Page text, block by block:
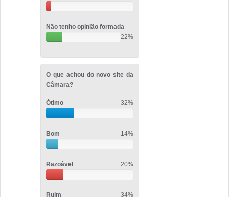
Não tenho opinião formada
22%
O que achou do novo site da
Câmara?
Ótimo 32%
Bom 14%
Razoável 20%
Ruim 34%